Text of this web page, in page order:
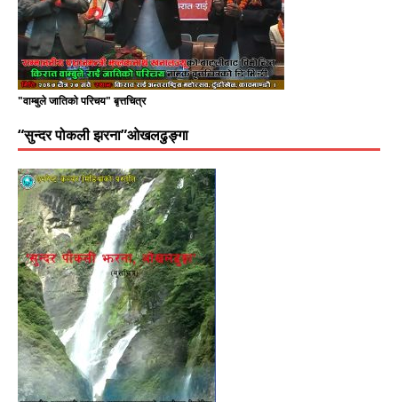
"वाम्बुले जातिको परिचय" बृत्तचित्र
“सुन्दर पोकली झरना”ओखलढुङ्गा